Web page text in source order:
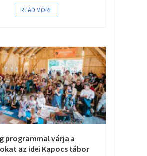
READ MORE
programmal várja a
az idei Kapocs tábor